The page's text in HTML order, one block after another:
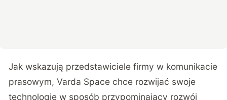
Jak wskazują przedstawiciele firmy w komunikacie
prasowym, Varda Space chce rozwijać swoje
technologie w sposób przypominający rozwój